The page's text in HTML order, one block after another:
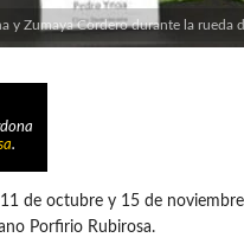
y Zumaya Cordero durante la rueda
.
de octubre y 15 de
Porfirio Rubirosa.